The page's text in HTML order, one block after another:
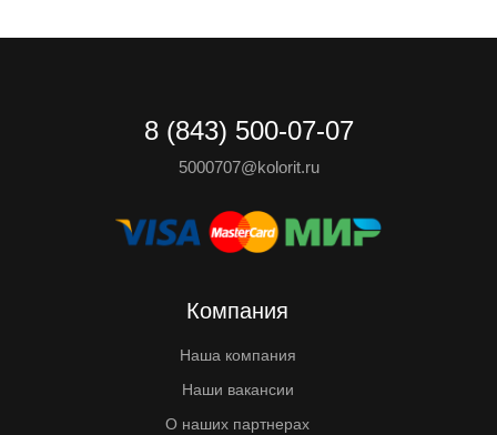
8 (843) 500-07-07
5000707@kolorit.ru
Компания
Наша компания
Наши вакансии
О наших партнерах